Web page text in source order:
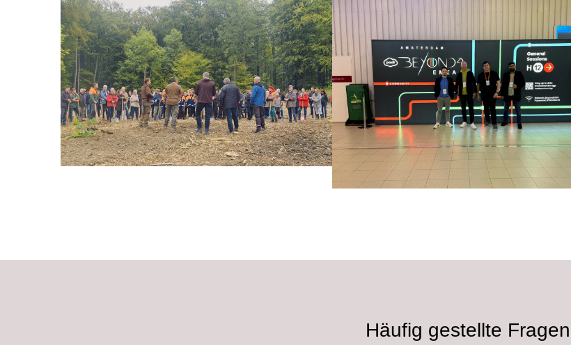
Häufig gestellte Fragen